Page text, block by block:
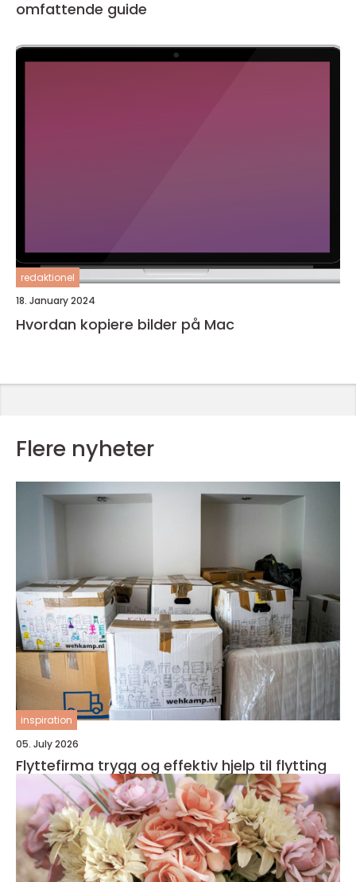
omfattende guide
redaktionel
18. January 2024
Hvordan kopiere bilder på Mac
Flere nyheter
inspiration
05. July 2026
Flyttefirma trygg og effektiv hjelp til flytting